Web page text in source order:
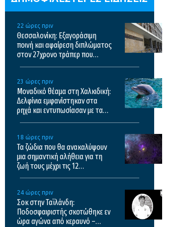
22 ώρες πριν
Θεσσαλονίκη: Εξαγοράσιμη
ποινή και αφαίρεση διπλώματος
στον 27χρονο τράπερ που
23 ώρες πριν
Μοναδικό θέαμα στη Χαλκιδική:
Δελφίνια εμφανίστηκαν στα
ρηχά και εντυπωσίασαν με τα
18 ώρες πριν
Τα ζώδια που θα ανακαλύψουν
μια σημαντική αλήθεια για τη
ζωή τους μέχρι τις 12
24 ώρες πριν
Σοκ στην Ταϊλάνδη:
Ποδοσφαιριστής σκοτώθηκε εν
ώρα αγώνα από κεραυνό –